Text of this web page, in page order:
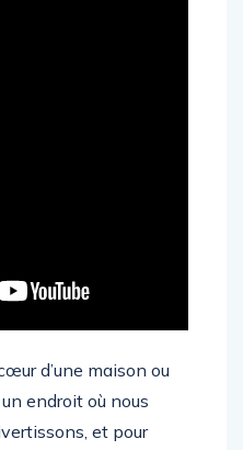
d’une maison ou
endroit où nous
et pour